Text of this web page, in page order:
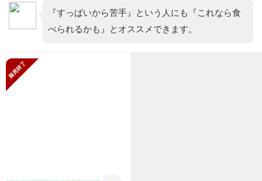
『すっぱいから苦手』という人にも『これなら食
べられるかも』とオススメできます。